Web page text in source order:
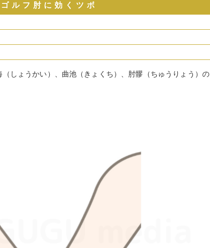
ゴルフ肘に効くツボ
しょうかい）、曲池（きょくち）、肘髎（ちゅうりょう）の